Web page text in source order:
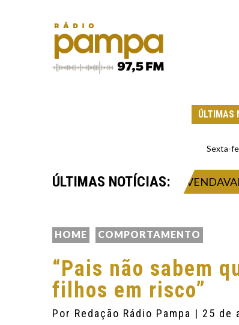
ÚLTIMAS
Sexta-
ÚLTIMAS NOTÍCIAS:
TEMPORAL INTENSO E VENDAVAIS DE
HOME COMPORTAMENTO
“Pais não sabem
filhos em risco”
Por Redação Rádio Pampa | 25 de